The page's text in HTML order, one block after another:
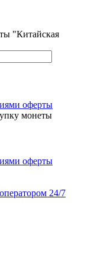
"Китайская
оферты
монеты
оферты
24/7